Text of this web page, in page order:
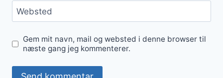
Websted
Gem mit navn, mail og websted i denne browser til
næste gang jeg kommenterer.